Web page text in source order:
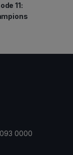
11:
0000